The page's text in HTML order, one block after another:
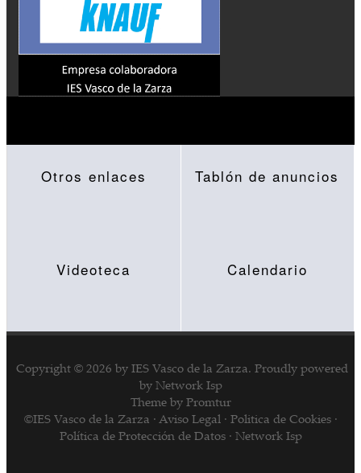
Otros enlaces Tablón de anuncios
Videoteca Calendario
Copyright © 2026 by IES Vasco de la Zarza. Proudly powered
by Network Isp
Theme by Promtur
©IES Vasco de la Zarza · Aviso Legal · Politica de Cookies·
Política de Protección de Datos· Network Isp